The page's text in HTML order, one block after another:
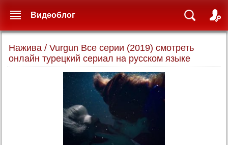
Нажива / Vurgun Все серии (2019) смотреть
онлайн турецкий сериал на русском языке
Видеоблог